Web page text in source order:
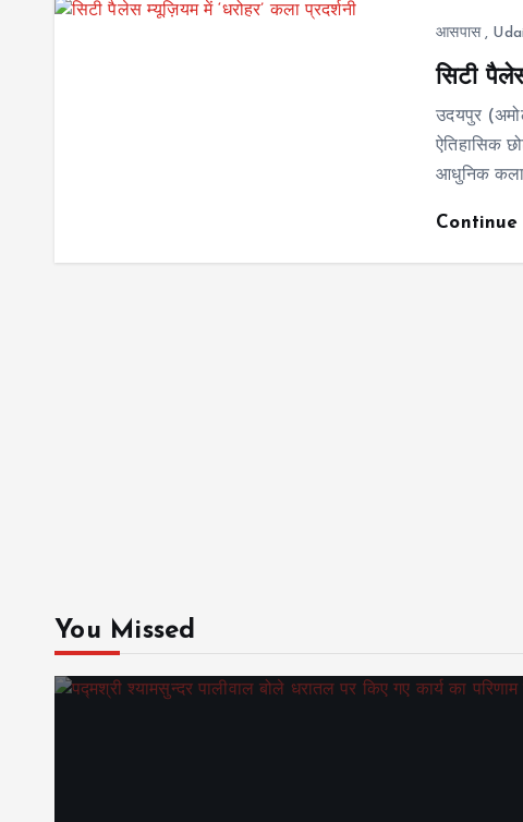
आसपास,
सिटी
उदयपुर
ऐतिहासिक
आधुनिक कला
You Missed